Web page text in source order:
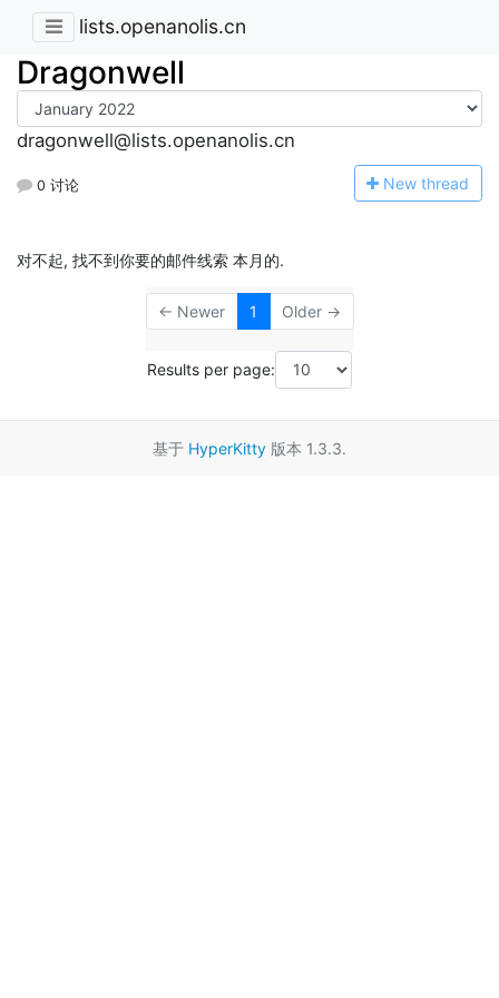
lists.openanolis.cn
Dragonwell
dragonwell@lists.openanolis.cn
0 讨论 New thread
对不起, 找不到你要的邮件线索 本月的.
← Newer 1 Older →
Results per page:
基于 HyperKitty 版本 1.3.3.